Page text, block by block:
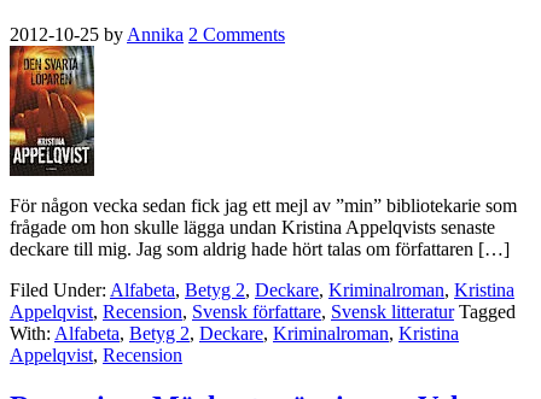
2012-10-25 by Annika 2 Comments
För någon vecka sedan fick jag ett mejl av ”min” bibliotekarie som
frågade om hon skulle lägga undan Kristina Appelqvists senaste
deckare till mig. Jag som aldrig hade hört talas om författaren […]
Filed Under: Alfabeta, Betyg 2, Deckare, Kriminalroman, Kristina
Appelqvist, Recension, Svensk författare, Svensk litteratur Tagged
With: Alfabeta, Betyg 2, Deckare, Kriminalroman, Kristina
Appelqvist, Recension